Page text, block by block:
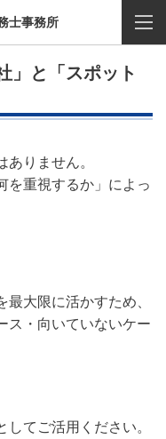
士事務所
」と「スポット
りません。
を重視するか」によっ
大限に活かすため、
ス・向いていないケー
てご活用ください。